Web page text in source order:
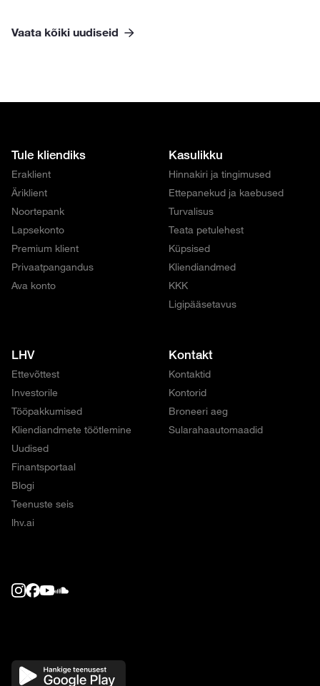
Vaata kõiki uudiseid
Tule kliendiks
Eraklient
Äriklient
Noortepank
Lapsekonto
Premium klient
Privaatpangandus
Ava konto
Kasulikku
Hinnakiri ja tingimused
Ettepanekud ja kaebused
Turvalisus
Teata petulehest
Küpsised
Kliendiandmed
KKK
Ligipääsetavus
LHV
Ettevõttest
Investorile
Tööpakkumised
Kliendiandmete töötlemine
Uudised
Finantsportaal
Blogi
Teenuste seis
lhv.ai
Kontakt
Kontaktid
Kontorid
Broneeri aeg
Sularahaautomaadid